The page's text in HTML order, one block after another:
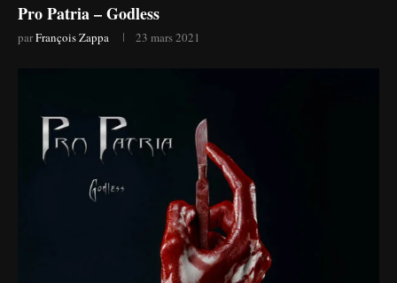
Pro Patria – Godless
parFrançois Zappa 23 mars 2021